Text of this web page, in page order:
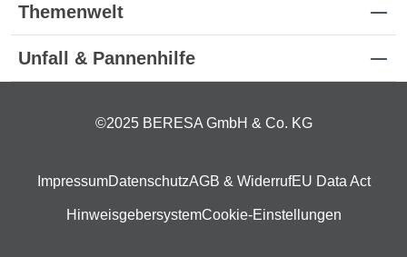
Themenwelt
Unfall & Pannenhilfe
©2025 BERESA GmbH & Co. KG
ImpressumDatenschutzAGB & WiderrufEU Data Act
HinweisgebersystemCookie-Einstellungen